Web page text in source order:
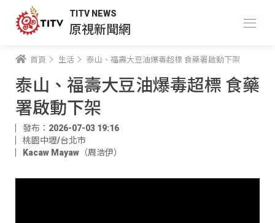
TITV NEWS
原視新聞網
首頁 生活 泰山、福壽大豆油爆毒超標 食藥署啟動下架
泰山、福壽大豆油爆毒超標 食藥
署啟動下架
發布：2026-07-03 19:16
桃園中壢/台北市
Kacaw Mayaw（周浩伊）